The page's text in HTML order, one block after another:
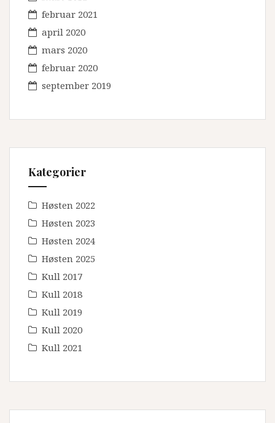
februar 2021
april 2020
mars 2020
februar 2020
september 2019
Kategorier
Høsten 2022
Høsten 2023
Høsten 2024
Høsten 2025
Kull 2017
Kull 2018
Kull 2019
Kull 2020
Kull 2021